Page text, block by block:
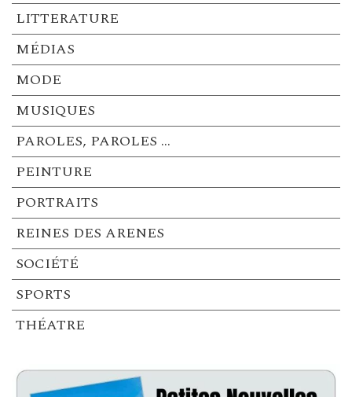
LITTERATURE
MÉDIAS
MODE
MUSIQUES
PAROLES, PAROLES …
PEINTURE
PORTRAITS
REINES DES ARENES
SOCIÉTÉ
SPORTS
THÉATRE